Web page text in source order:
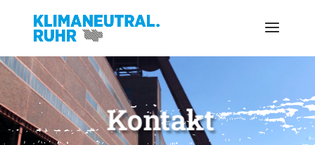
Kontakt